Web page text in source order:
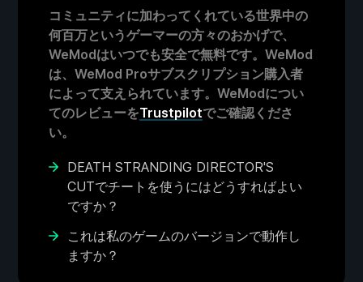
コミュニティに加わってくれている世界中の
何百万というゲーマーの方々のおかげで、
WeModはいつでも安全で無料です。WeMod
は、WeMod Proサブスクリプション購入者
によって支えられています。WeModについ
てのレビューをTrustpilotでご確認くださ
い。
DEATH STRANDING DIRECTOR'S
CUTでチートを使うにはどうすればよい
ですか？
これは私のゲームのバージョンで動作し
ますか？